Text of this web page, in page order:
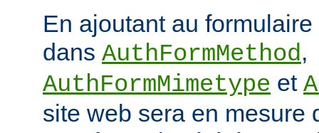
En ajoutant au
dans AuthFormMethod,
AuthFormMimetype et
site web sera en mesure